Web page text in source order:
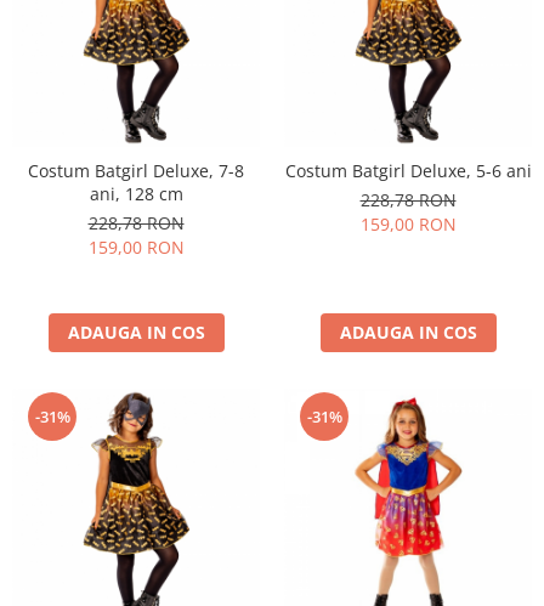
Costum Batgirl Deluxe, 7-8
ani, 128 cm
228,78 RON
159,00 RON
ADAUGA IN COS
Costum Batgirl Deluxe, 5-6 ani
228,78 RON
159,00 RON
ADAUGA IN COS
-31% -31%